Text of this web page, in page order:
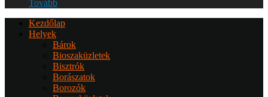
Tovább
Kezdőlap
Helyek
Bárok
Bioszaküzletek
Bisztrók
Borászatok
Borozók